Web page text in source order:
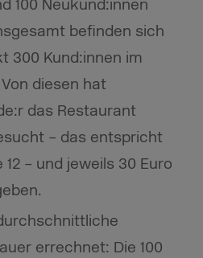
100 Neukund:innen
befinden sich
300 Kund:innen im
diesen hat
das Restaurant
– das entspricht
– und jeweils 30 Euro
errechnet: Die 100